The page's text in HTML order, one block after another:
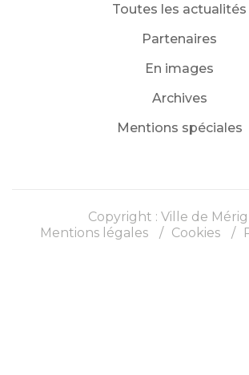
Toutes les actualités
Partenaires
En images
Archives
Mentions spéciales
Copyright : Ville de
Mentions légales
Cookies